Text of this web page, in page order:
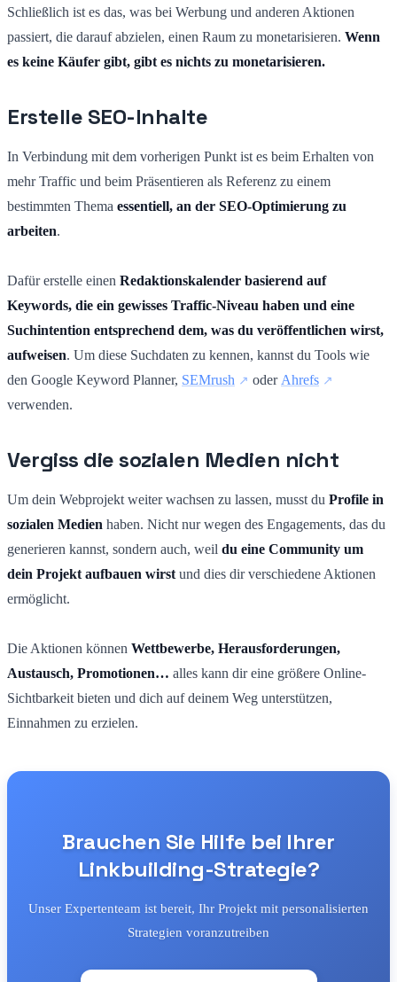
Schließlich ist es das, was bei Werbung und anderen Aktionen
passiert, die darauf abzielen, einen Raum zu monetarisieren. Wenn
es keine Käufer gibt, gibt es nichts zu monetarisieren.
Erstelle SEO-Inhalte
In Verbindung mit dem vorherigen Punkt ist es beim Erhalten von
mehr Traffic und beim Präsentieren als Referenz zu einem
bestimmten Thema essentiell, an der SEO-Optimierung zu
arbeiten.
Dafür erstelle einen Redaktionskalender basierend auf
Keywords, die ein gewisses Traffic-Niveau haben und eine
Suchintention entsprechend dem, was du veröffentlichen wirst,
aufweisen. Um diese Suchdaten zu kennen, kannst du Tools wie
den Google Keyword Planner, SEMrush oder Ahrefs
verwenden.
Vergiss die sozialen Medien nicht
Um dein Webprojekt weiter wachsen zu lassen, musst du Profile in
sozialen Medien haben. Nicht nur wegen des Engagements, das du
generieren kannst, sondern auch, weil du eine Community um
dein Projekt aufbauen wirst und dies dir verschiedene Aktionen
ermöglicht.
Die Aktionen können Wettbewerbe, Herausforderungen,
Austausch, Promotionen… alles kann dir eine größere Online-
Sichtbarkeit bieten und dich auf deinem Weg unterstützen,
Einnahmen zu erzielen.
Brauchen Sie Hilfe bei Ihrer
Linkbuilding-Strategie?
Unser Expertenteam ist bereit, Ihr Projekt mit personalisierten
Strategien voranzutreiben